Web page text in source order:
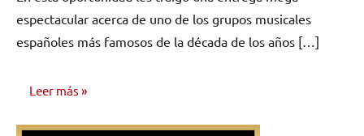
espectacular acerca de uno de los grupos musicales
españoles más famosos de la década de los años […]
Leer más